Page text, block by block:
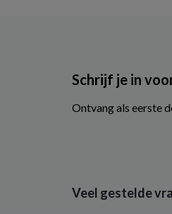
Schrijf je in
Ontvang als eerste
Veel gestelde